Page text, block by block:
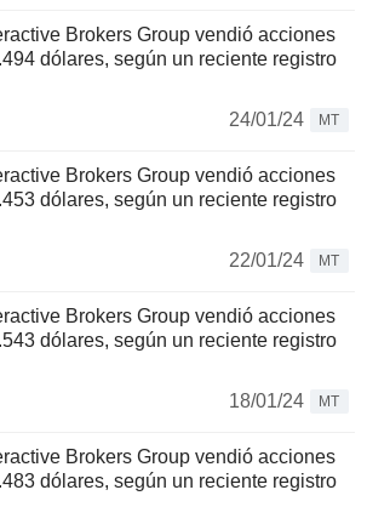
Brokers Group vendió acciones
dólares, según un reciente registro
24/01/24
MT
Brokers Group vendió acciones
dólares, según un reciente registro
22/01/24
MT
Brokers Group vendió acciones
dólares, según un reciente registro
18/01/24
MT
Brokers Group vendió acciones
dólares, según un reciente registro